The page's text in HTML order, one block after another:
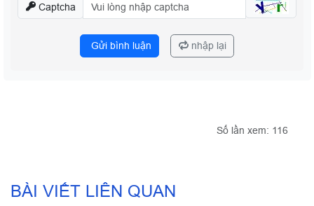
Captcha
Gửi bình luận nhập lại
Số lần xem: 116
BÀI VIẾT LIÊN QUAN